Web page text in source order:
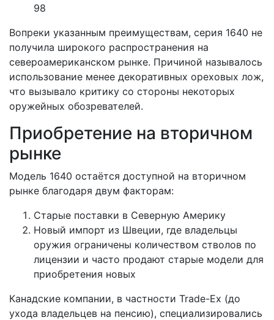
98
Вопреки указанным преимуществам, серия 1640 не
получила широкого распространения на
североамериканском рынке. Причиной называлось
использование менее декоративных ореховых лож,
что вызывало критику со стороны некоторых
оружейных обозревателей.
Приобретение на вторичном
рынке
Модель 1640 остаётся доступной на вторичном
рынке благодаря двум факторам:
Старые поставки в Северную Америку
Новый импорт из Швеции, где владельцы
оружия ограничены количеством стволов по
лицензии и часто продают старые модели для
приобретения новых
Канадские компании, в частности Trade-Ex (до
ухода владельцев на пенсию), специализировались